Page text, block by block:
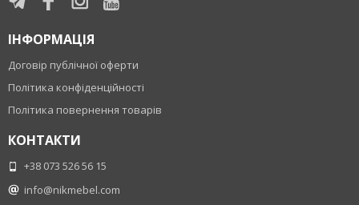
ІНФОРМАЦІЯ
Договір публічної оферти
Політика конфіденційності
Політика повернення товарів
КОНТАКТИ
+38 073 526 56 15
info@nikmebel.com